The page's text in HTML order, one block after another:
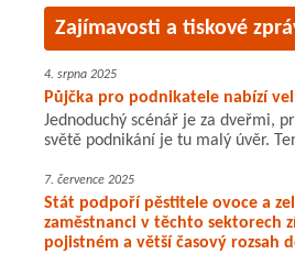
Zajímavosti a tiskové
4. srpna 2025
Půjčka pro podnikatele nabízí
Jednoduchý scénář je za dveřmi,
světě podnikání je tu malý úvěr.
7. července 2025
Stát podpoří pěstitele ovoce a
zaměstnanci v těchto sektorech
pojistném a větší časový rozsah